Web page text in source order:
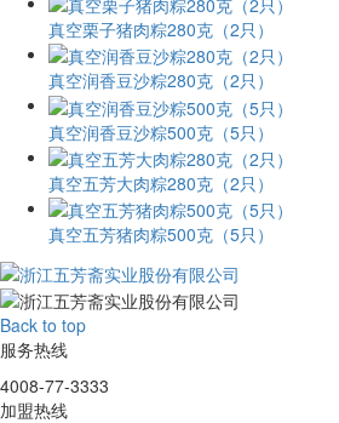
真空栗子猪肉粽280克（2只）
真空润香豆沙粽280克（2只）
真空润香豆沙粽500克（5只）
真空五芳大肉粽280克（2只）
真空五芳猪肉粽500克（5只）
Back to top
服务热线
4008-77-3333
加盟热线